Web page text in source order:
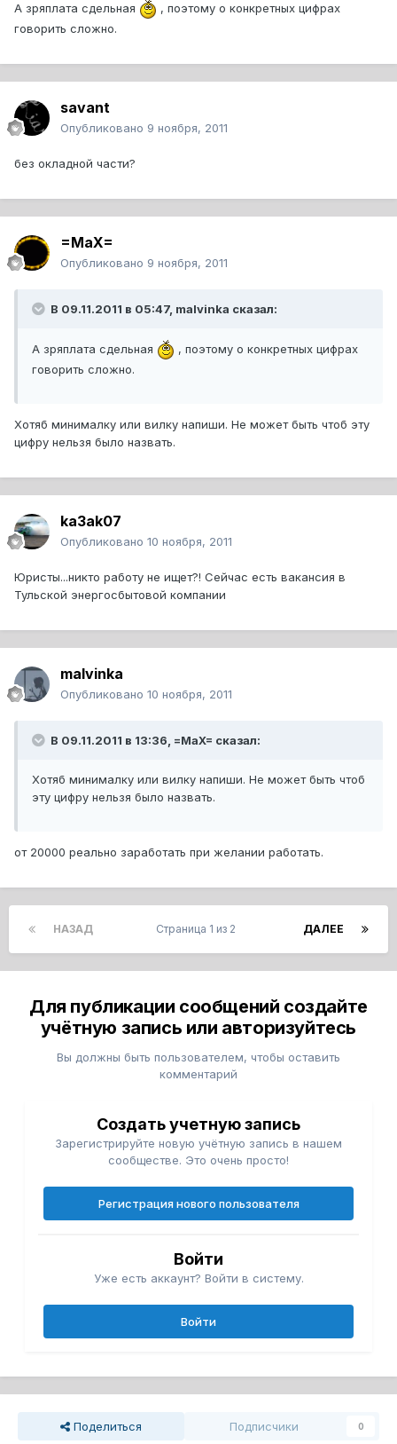
А зряплата сдельная
, поэтому о конкретных цифрах
говорить сложно.
savant
Опубликовано 9 ноября, 2011
без окладной части?
=MaX=
Опубликовано 9 ноября, 2011
В 09.11.2011 в 05:47, malvinka сказал:
А зряплата сдельная
, поэтому о конкретных цифрах
говорить сложно.
Хотяб минималку или вилку напиши. Не может быть чтоб эту
цифру нельзя было назвать.
ka3ak07
Опубликовано 10 ноября, 2011
Юристы...никто работу не ищет?! Сейчас есть вакансия в
Тульской энергосбытовой компании
malvinka
Опубликовано 10 ноября, 2011
В 09.11.2011 в 13:36, =MaX= сказал:
Хотяб минималку или вилку напиши. Не может быть чтоб
эту цифру нельзя было назвать.
от 20000 реально заработать при желании работать.
НАЗАД ДАЛЕЕ
Страница 1 из 2
Для публикации сообщений создайте
учётную запись или авторизуйтесь
Вы должны быть пользователем, чтобы оставить
комментарий
Создать учетную запись
Зарегистрируйте новую учётную запись в нашем
сообществе. Это очень просто!
Регистрация нового пользователя
Войти
Уже есть аккаунт? Войти в систему.
Войти
Поделиться Подписчики 0